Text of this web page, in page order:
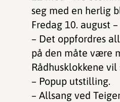
seg med en herlig
Fredag 10. august
– Det oppfordres
på den måte være
Rådhusklokkene
– Popup utstilling.
– Allsang ved